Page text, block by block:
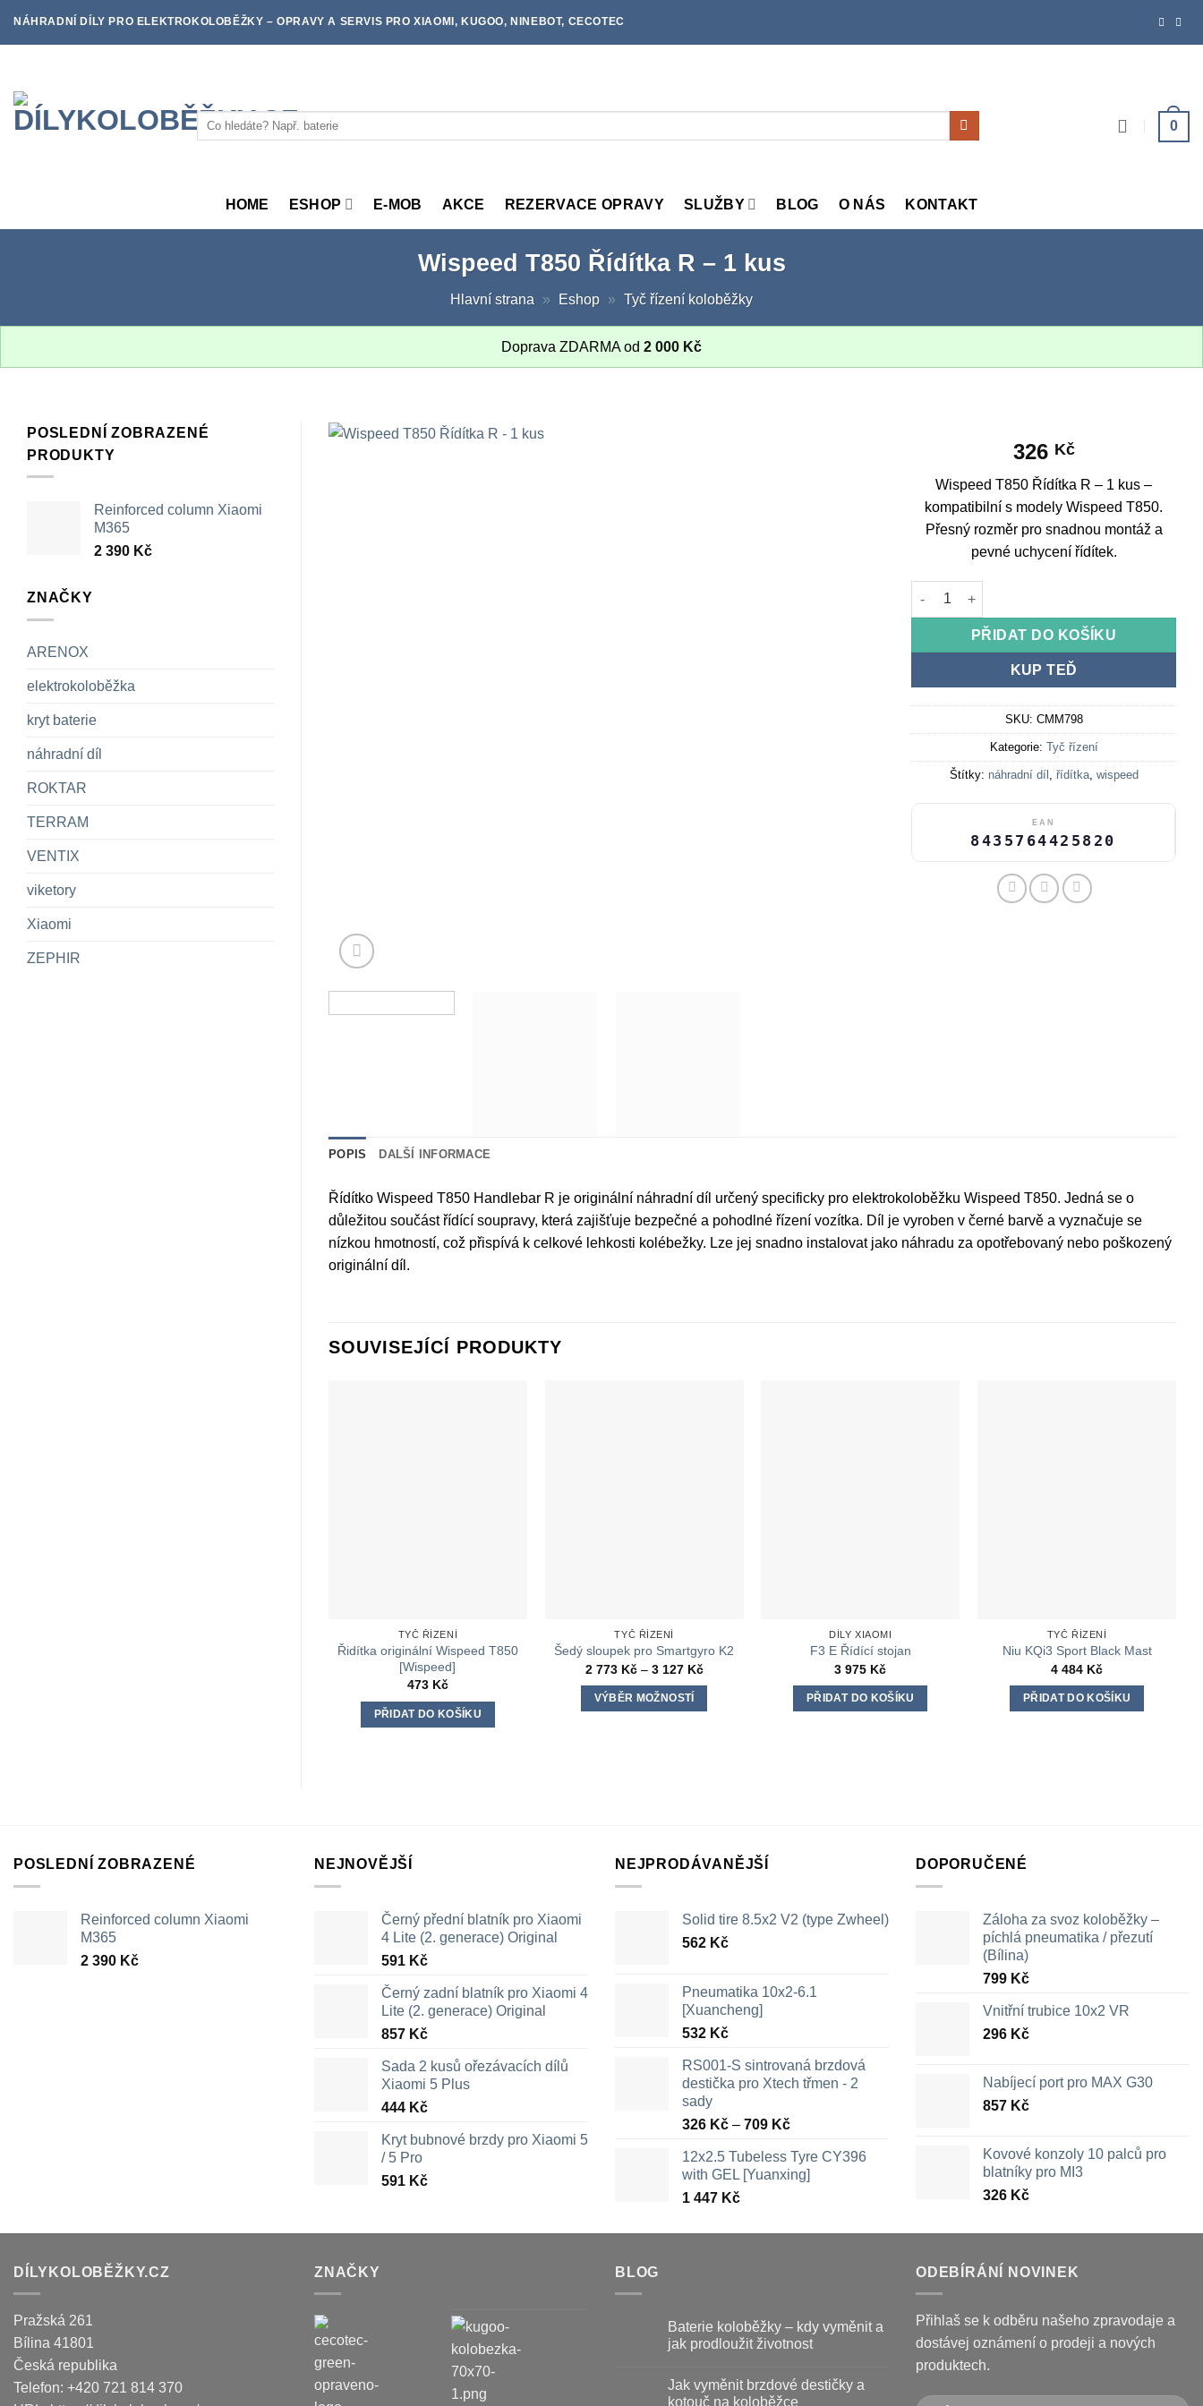
NÁHRADNÍ DÍLY PRO ELEKTROKOLOBĚŽKY – OPRAVY A SERVIS PRO XIAOMI, KUGOO, NINEBOT, CECOTEC
Hledat: 0
HOME ESHOP E-MOB AKCE REZERVACE OPRAVY SLUŽBY BLOG O NÁS KONTAKT
Wispeed T850 Řídítka R – 1 kus
Hlavní strana » Eshop » Tyč řízení koloběžky
Doprava ZDARMA od 2 000 Kč
POSLEDNÍ ZOBRAZENÉ
PRODUKTY
Reinforced column Xiaomi
M365
2 390 Kč
ZNAČKY
ARENOX
elektrokoloběžka
kryt baterie
náhradní díl
ROKTAR
TERRAM
VENTIX
viketory
Xiaomi
ZEPHIR
326 Kč
Wispeed T850 Řídítka R – 1 kus –
kompatibilní s modely Wispeed T850.
Přesný rozměr pro snadnou montáž a
pevné uchycení řídítek.
Wispeed T850 Řídítka R - 1 kus množství
PŘIDAT DO KOŠÍKU
KUP TEĎ
SKU: CMM798
Kategorie: Tyč řízení
Štítky: náhradní díl , řídítka, wispeed
EAN
8435764425820
POPIS DALŠÍ INFORMACE
Řídítko Wispeed T850 Handlebar R je originální náhradní díl určený specificky pro elektrokoloběžku Wispeed T850. Jedná se o
důležitou součást řídící soupravy, která zajišťuje bezpečné a pohodlné řízení vozítka. Díl je vyroben v černé barvě a vyznačuje se
nízkou hmotností, což přispívá k celkové lehkosti kolébežky. Lze jej snadno instalovat jako náhradu za opotřebovaný nebo poškozený
originální díl.
SOUVISEJÍCÍ PRODUKTY
TYČ ŘÍZENÍ
Řidítka originální Wispeed T850
[Wispeed]
473 Kč
PŘIDAT DO KOŠÍKU
TYČ ŘÍZENÍ
Šedý sloupek pro Smartgyro K2
2 773 Kč – 3 127 KčRozpětí
VÝBĚR MOŽNOSTÍ
vybrat
produktu
DÍLY XIAOMI
F3 E Řídící stojan
3 975 Kč
PŘIDAT DO KOŠÍKU
TYČ ŘÍZENÍ
Niu KQi3 Sport Black Mast
4 484 Kč
PŘIDAT DO KOŠÍKU
POSLEDNÍ ZOBRAZENÉ
Reinforced column Xiaomi
M365
2 390 Kč
NEJNOVĚJŠÍ
Černý přední blatník pro Xiaomi
4 Lite (2. generace) Original
591 Kč
Černý zadní blatník pro Xiaomi 4
Lite (2. generace) Original
857 Kč
Sada 2 kusů ořezávacích dílů
Xiaomi 5 Plus
444 Kč
Kryt bubnové brzdy pro Xiaomi 5
/ 5 Pro
591 Kč
NEJPRODÁVANĚJŠÍ
Solid tire 8.5x2 V2 (type Zwheel)
562 Kč
Pneumatika 10x2-6.1
[Xuancheng]
532 Kč
RS001-S sintrovaná brzdová
destička pro Xtech třmen - 2
sady
326 Kč – 709 KčRozpětí
326 Kč
až
12x2.5 Tubeless Tyre CY396
with GEL [Yuanxing]
1 447 Kč
DOPORUČENÉ
Záloha za svoz koloběžky –
píchlá pneumatika / přezutí
(Bílina)
799 Kč
Vnitřní trubice 10x2 VR
296 Kč
Nabíjecí port pro MAX G30
857 Kč
Kovové konzoly 10 palců pro
blatníky pro MI3
326 Kč
DÍLYKOLOBĚŽKY.CZ
Pražská 261
Bílina 41801
Česká republika
Telefon: +420 721 814 370
ZNAČKY BLOG
Baterie koloběžky – kdy vyměnit a
jak prodloužit životnost
textu
Jak vyměnit brzdové destičky a
kotouč na koloběžce
ODEBÍRÁNÍ NOVINEK
Přihlaš se k odběru našeho zpravodaje a
dostávej oznámení o prodeji a nových
produktech.